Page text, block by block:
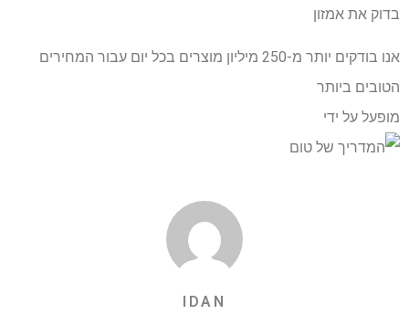
בדוק את אמזון
אנו בודקים יותר מ-250 מיליון מוצרים בכל יום עבור המחירים
הטובים ביותר
מופעל על ידי
IDAN